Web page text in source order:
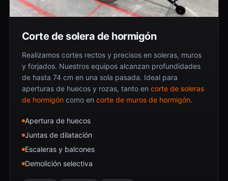
Corte de solera de hormigón
Realizamos cortes rectos y precisos en soleras, muros
y forjados. Nuestros equipos alcanzan profundidades
de hasta 74 cm en una sola pasada. Ideal para
aperturas de huecos y rozas, tanto en corte de soleras
de hormigóncomo en corte de muros de hormigón.
Apertura de huecos
Juntas de dilatación
Escaleras y balcones
Demolición selectiva